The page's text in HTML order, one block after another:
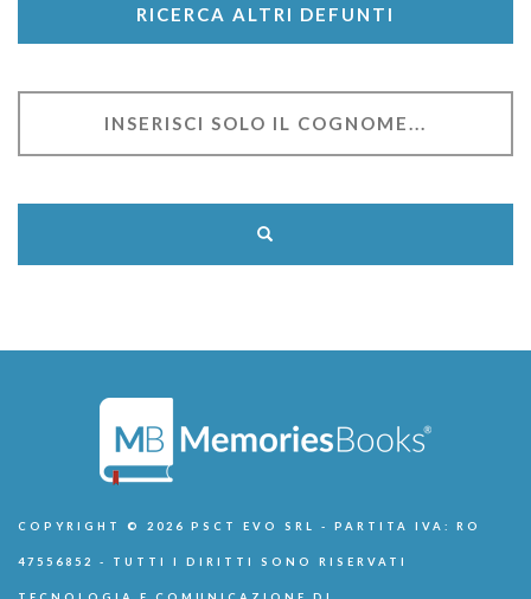
RICERCA ALTRI DEFUNTI
COPYRIGHT © 2026 PSCT EVO SRL - PARTITA IVA: RO
47556852 - TUTTI I DIRITTI SONO RISERVATI